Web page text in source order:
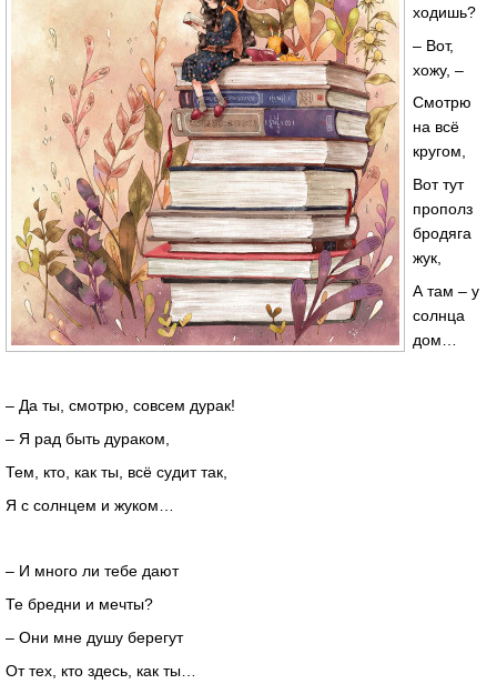
ходишь?
– Вот,
хожу, –
Смотрю
на всё
кругом,
Вот тут
прополз
бродяга
жук,
А там – у
солнца
дом…
– Да ты, смотрю, совсем дурак!
– Я рад быть дураком,
Тем, кто, как ты, всё судит так,
Я с солнцем и жуком…
– И много ли тебе дают
Те бредни и мечты?
– Они мне душу берегут
От тех, кто здесь, как ты…